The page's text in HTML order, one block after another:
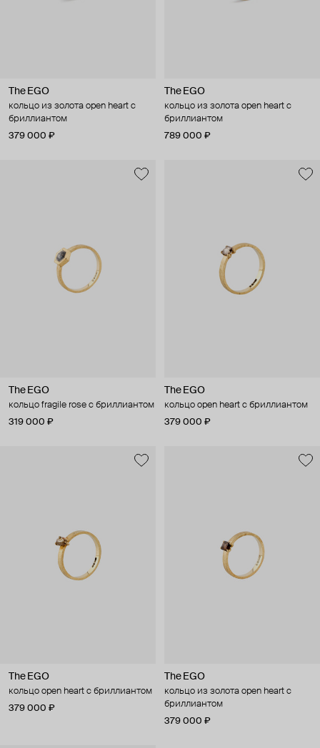
The EGO
кольцо из золота open heart с
бриллиантом
379 000 ₽
The EGO
кольцо из золота open heart с
бриллиантом
789 000 ₽
The EGO
кольцо fragile rose с бриллиантом
319 000 ₽
The EGO
кольцо open heart с бриллиантом
379 000 ₽
The EGO
кольцо open heart с бриллиантом
379 000 ₽
The EGO
кольцо из золота open heart с
бриллиантом
379 000 ₽